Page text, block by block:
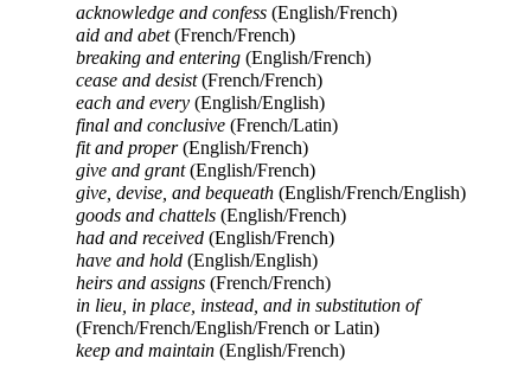
acknowledge and confess (English/French)
aid and abet(French/French)
breaking and entering (English/French)
cease and desist(French/French)
each and every (English/English)
final and conclusive (French/Latin)
fit and proper(English/French)
give and grant(English/French)
give, devise, and bequeath (English/French/English)
goods and chattels (English/French)
had and received (English/French)
have and hold (English/English)
heirs and assigns (French/French)
in lieu, in place, instead, and in substitution of
(French/French/English/French or Latin)
keep and maintain (English/French)